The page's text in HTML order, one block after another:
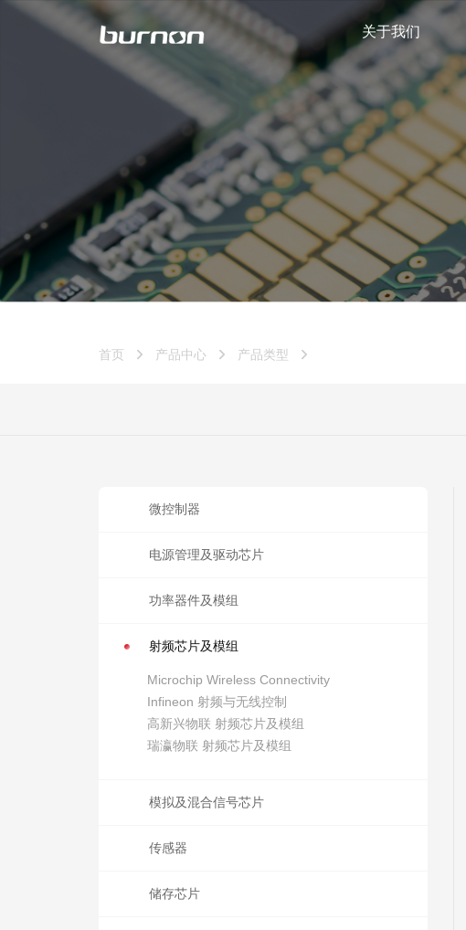
关于我们
首页 产品中心 产品类型
微控制器
电源管理及驱动芯片
功率器件及模组
射频芯片及模组
Microchip Wireless Connectivity
Infineon 射频与无线控制
高新兴物联 射频芯片及模组
瑞瀛物联 射频芯片及模组
模拟及混合信号芯片
传感器
储存芯片